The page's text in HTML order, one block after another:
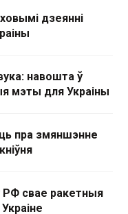
дзеянні
навошта ў
мэты для Украіны
пра змяншэнне
РФ свае ракетныя